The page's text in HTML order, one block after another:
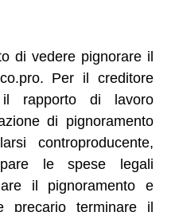
di vedere pignorare il
Per il creditore
il rapporto di lavoro
di pignoramento
controproducente,
le spese legali
il pignoramento e
precario terminare il